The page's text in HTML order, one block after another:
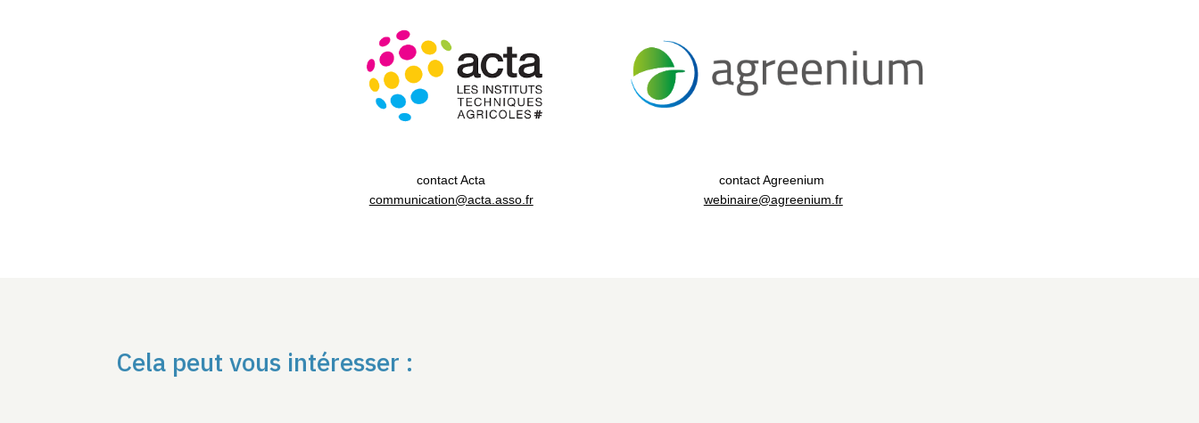
contact Acta
communication@acta.asso.fr
contact Agreenium
webinaire@agreenium.fr
Cela peut vous intéresser :